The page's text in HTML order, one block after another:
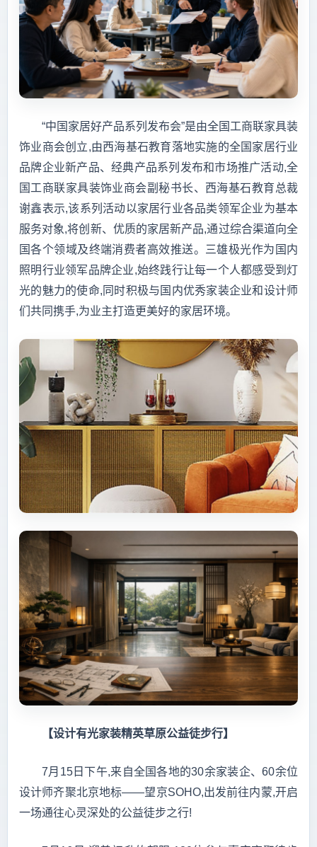
“中国家居好产品系列发布会”是由全国工商联家具装
饰业商会创立,由西海基石教育落地实施的全国家居行业
品牌企业新产品、经典产品系列发布和市场推广活动,全
国工商联家具装饰业商会副秘书长、西海基石教育总裁
谢鑫表示,该系列活动以家居行业各品类领军企业为基本
服务对象,将创新、优质的家居新产品,通过综合渠道向全
国各个领域及终端消费者高效推送。三雄极光作为国内
照明行业领军品牌企业,始终践行让每一个人都感受到灯
光的魅力的使命,同时积极与国内优秀家装企业和设计师
们共同携手,为业主打造更美好的家居环境。
【设计有光家装精英草原公益徒步行】
7月15日下午,来自全国各地的30余家装企、60余位
设计师齐聚北京地标——望京SOHO,出发前往内蒙,开启
一场通往心灵深处的公益徒步之行!